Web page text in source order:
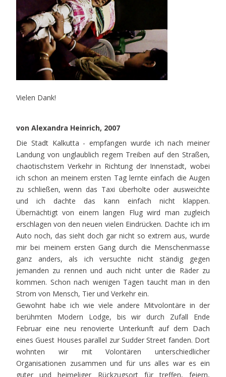
Vielen Dank!
von Alexandra Heinrich, 2007
Die Stadt Kalkutta - empfangen wurde ich nach meiner
Landung von unglaublich regem Treiben auf den Straßen,
chaotischstem Verkehr in Richtung der Innenstadt, wobei
ich schon an meinem ersten Tag lernte einfach die Augen
zu schließen, wenn das Taxi überholte oder ausweichte
und ich dachte das kann einfach nicht klappen.
Übernächtigt von einem langen Flug wird man zugleich
erschlagen von den neuen vielen Eindrücken. Dachte ich im
Auto noch, das sieht doch gar nicht so extrem aus, wurde
mir bei meinem ersten Gang durch die Menschenmasse
ganz anders, als ich versuchte nicht ständig gegen
jemanden zu rennen und auch nicht unter die Räder zu
kommen. Schon nach wenigen Tagen taucht man in den
Strom von Mensch, Tier und Verkehr ein.
Gewohnt habe ich wie viele andere Mitvolontäre in der
berühmten Modern Lodge, bis wir durch Zufall Ende
Februar eine neu renovierte Unterkunft auf dem Dach
eines Guest Houses parallel zur Sudder Street fanden. Dort
wohnten wir mit Volontären unterschiedlicher
Organisationen zusammen und für uns alles war es ein
guter und heimeliger Rückzugsort für treffen, feiern,